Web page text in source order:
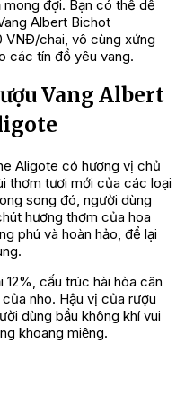
đợi. Bạn có thể dễ
Albert Bichot
VNĐ/chai, vô cùng xứng
các tín đồ yêu vang.
Vang Albert
Aligote có hương vị chủ
thơm tươi mới của các loại
song đó, người dùng
hương thơm của hoa
phú và hoàn hảo, để lại
cấu trúc hài hòa cân
nho. Hậu vị của rượu
dùng bầu không khí vui
khoang miệng.